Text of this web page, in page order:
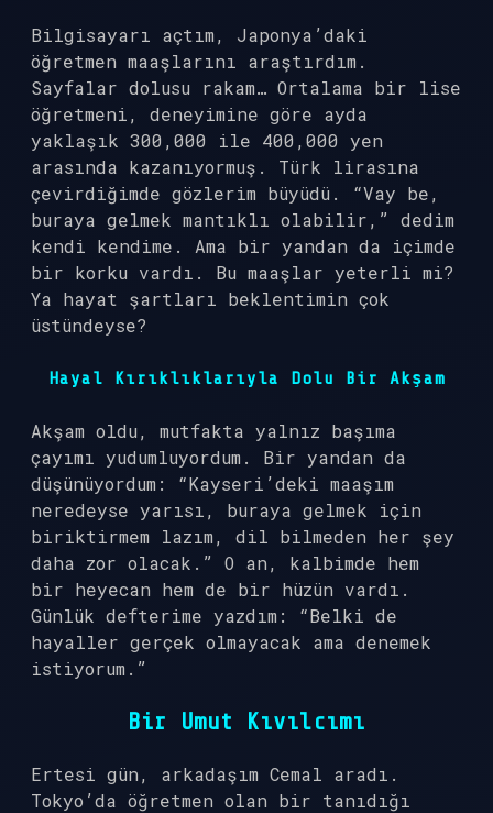
Bilgisayarı açtım, Japonya’daki
öğretmen maaşlarını araştırdım.
Sayfalar dolusu rakam… Ortalama bir lise
öğretmeni, deneyimine göre ayda
yaklaşık 300,000 ile 400,000 yen
arasında kazanıyormuş. Türk lirasına
çevirdiğimde gözlerim büyüdü. “Vay be,
buraya gelmek mantıklı olabilir,” dedim
kendi kendime. Ama bir yandan da içimde
bir korku vardı. Bu maaşlar yeterli mi?
Ya hayat şartları beklentimin çok
üstündeyse?
Hayal Kırıklıklarıyla Dolu Bir Akşam
Akşam oldu, mutfakta yalnız başıma
çayımı yudumluyordum. Bir yandan da
düşünüyordum: “Kayseri’deki maaşım
neredeyse yarısı, buraya gelmek için
biriktirmem lazım, dil bilmeden her şey
daha zor olacak.” O an, kalbimde hem
bir heyecan hem de bir hüzün vardı.
Günlük defterime yazdım: “Belki de
hayaller gerçek olmayacak ama denemek
istiyorum.”
Bir Umut Kıvılcımı
Ertesi gün, arkadaşım Cemal aradı.
Tokyo’da öğretmen olan bir tanıdığı